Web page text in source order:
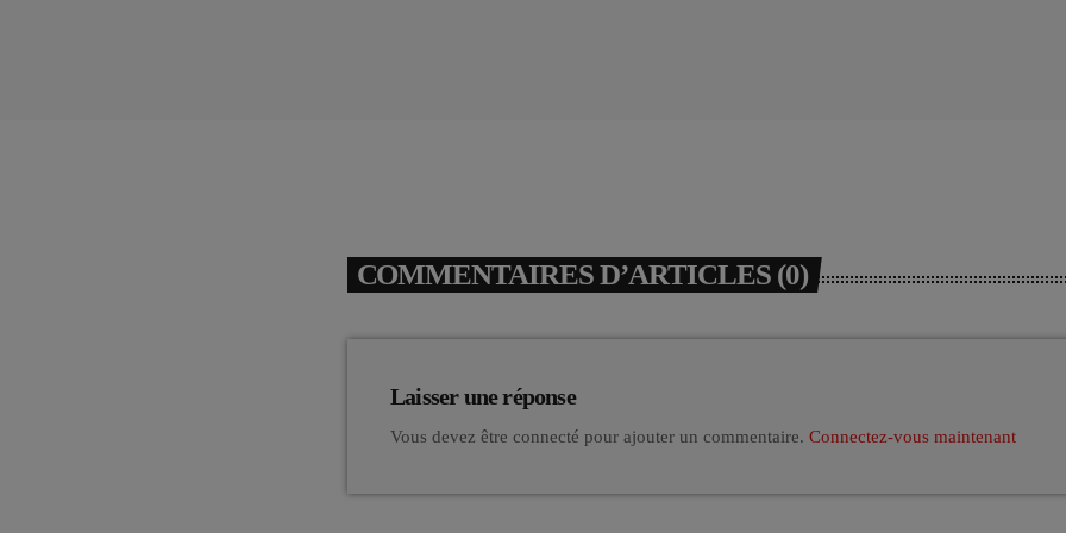
COMMENTAIRES D’ARTICLES (0)
Laisser une réponse
Vous devez être connecté pour ajouter un commentaire. Connectez-vous maintenant